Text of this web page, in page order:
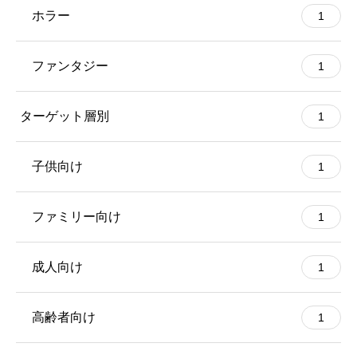
ホラー 1
ファンタジー 1
ターゲット層別 1
子供向け 1
ファミリー向け 1
成人向け 1
高齢者向け 1